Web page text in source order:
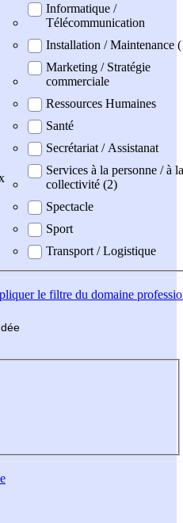
Informatique /
Télécommunication
Installation / Maintenance
Marketing / Stratégie
commerciale
Ressources Humaines
Santé
Secrétariat / Assistanat
Services à la personne / à la
collectivité (2)
Spectacle
Sport
Transport / Logistique
le filtre du domaine